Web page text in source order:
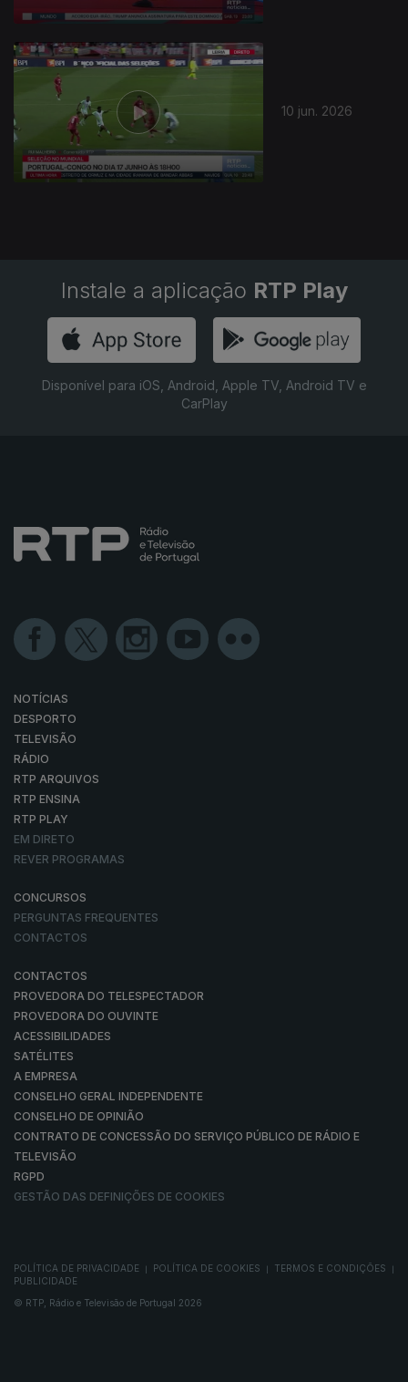
10 jun. 2026
Instale a aplicação RTP Play
Disponível para iOS, Android, Apple TV, Android TV e
CarPlay
NOTÍCIAS
DESPORTO
TELEVISÃO
RÁDIO
RTP ARQUIVOS
RTP ENSINA
RTP PLAY
EM DIRETO
REVER PROGRAMAS
CONCURSOS
PERGUNTAS FREQUENTES
CONTACTOS
CONTACTOS
PROVEDORA DO TELESPECTADOR
PROVEDORA DO OUVINTE
ACESSIBILIDADES
SATÉLITES
A EMPRESA
CONSELHO GERAL INDEPENDENTE
CONSELHO DE OPINIÃO
CONTRATO DE CONCESSÃO DO SERVIÇO PÚBLICO DE RÁDIO E
TELEVISÃO
RGPD
GESTÃO DAS DEFINIÇÕES DE COOKIES
POLÍTICA DE PRIVACIDADE POLÍTICA DE COOKIES TERMOS E CONDIÇÕES
PUBLICIDADE
© RTP, Rádio e Televisão de Portugal 2026